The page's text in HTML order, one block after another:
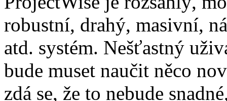
robustní, drahý, masivní,
atd. systém. Nešťastný
bude muset naučit něco
zdá se, že to nebude